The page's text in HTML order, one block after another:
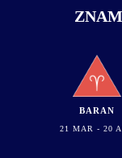
BARAN
21 MAR - 20